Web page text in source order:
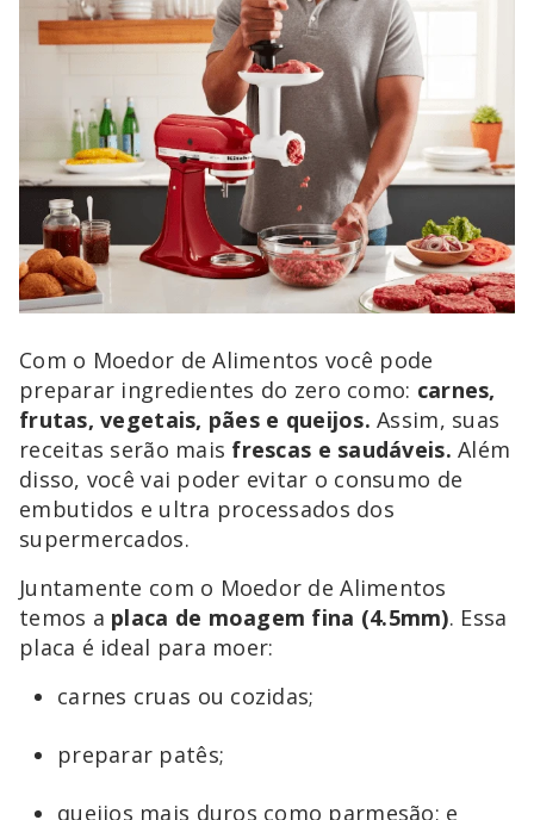
Com o Moedor de Alimentos você pode
preparar ingredientes do zero como: carnes,
frutas, vegetais, pães e queijos. Assim, suas
receitas serão mais frescas e saudáveis. Além
disso, você vai poder evitar o consumo de
embutidos e ultra processados dos
supermercados.
Juntamente com o Moedor de Alimentos
temos a placa de moagem fina (4.5mm). Essa
placa é ideal para moer:
carnes cruas ou cozidas;
preparar patês;
queijos mais duros como parmesão; e